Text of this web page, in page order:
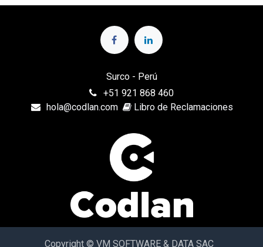
Surco - Perú
+51 921 868 460
hola@codlan.com
Libro de Reclamaciones
Copyright © VM SOFTWARE & DATA SAC